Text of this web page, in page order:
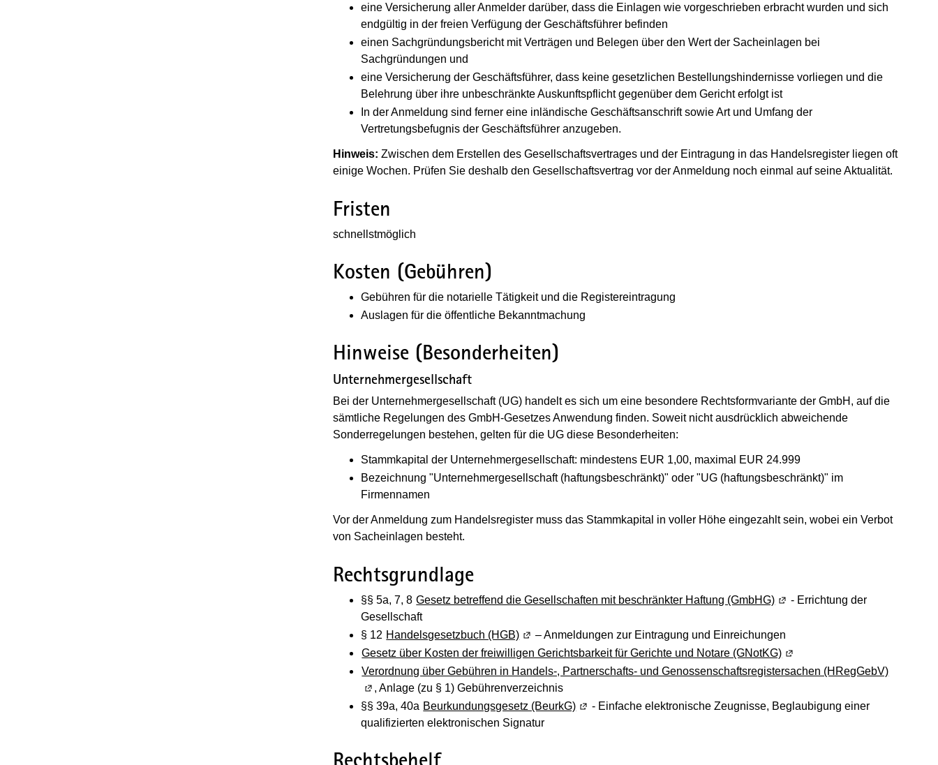
eine Versicherung aller Anmelder darüber, dass die Einlagen wie vorgeschrieben erbracht wurden und sich
endgültig in der freien Verfügung der Geschäftsführer befinden
einen Sachgründungsbericht mit Verträgen und Belegen über den Wert der Sacheinlagen bei
Sachgründungen und
eine Versicherung der Geschäftsführer, dass keine gesetzlichen Bestellungshindernisse vorliegen und die
Belehrung über ihre unbeschränkte Auskunftspflicht gegenüber dem Gericht erfolgt ist
In der Anmeldung sind ferner eine inländische Geschäftsanschrift sowie Art und Umfang der
Vertretungsbefugnis der Geschäftsführer anzugeben.
Hinweis:Zwischen dem Erstellen des Gesellschaftsvertrages und der Eintragung in das Handelsregister liegen oft
einige Wochen. Prüfen Sie deshalb den Gesellschaftsvertrag vor der Anmeldung noch einmal auf seine Aktualität.
Fristen
schnellstmöglich
Kosten (Gebühren)
Gebühren für die notarielle Tätigkeit und die Registereintragung
Auslagen für die öffentliche Bekanntmachung
Hinweise (Besonderheiten)
Unternehmergesellschaft
Bei der Unternehmergesellschaft (UG) handelt es sich um eine besondere Rechtsformvariante der GmbH, auf die
sämtliche Regelungen des GmbH-Gesetzes Anwendung finden. Soweit nicht ausdrücklich abweichende
Sonderregelungen bestehen, gelten für die UG diese Besonderheiten:
Stammkapital der Unternehmergesellschaft: mindestens EUR 1,00, maximal EUR 24.999
Bezeichnung "Unternehmergesellschaft (haftungsbeschränkt)" oder "UG (haftungsbeschränkt)" im
Firmennamen
Vor der Anmeldung zum Handelsregister muss das Stammkapital in voller Höhe eingezahlt sein, wobei ein Verbot
von Sacheinlagen besteht.
Rechtsgrundlage
§§ 5a, 7, 8 Gesetz betreffend die Gesellschaften mit beschränkter Haftung (GmbHG) (Wird in einem neuen Fenster
- Errichtung der
Gesellschaft
§ 12 Handelsgesetzbuch (HGB) (Wird in einem neuen Fenster geöffnet)
– Anmeldungen zur Eintragung und Einreichungen
Gesetz über Kosten der freiwilligen Gerichtsbarkeit für Gerichte und Notare (GNotKG) (Wird in einem neuen Fenster
Verordnung über Gebühren in Handels-, Partnerschafts- und Genossenschaftsregistersachen (HRegGebV)
, Anlage (zu § 1) Gebührenverzeichnis
§§ 39a, 40a Beurkundungsgesetz (BeurkG) (Wird in einem neuen Fenster geöffnet)
- Einfache elektronische Zeugnisse, Beglaubigung einer
qualifizierten elektronischen Signatur